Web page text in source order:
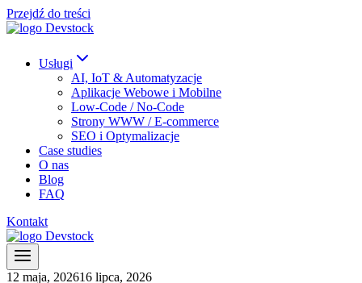
Przejdź do treści
Usługi
AI, IoT & Automatyzacje
Aplikacje Webowe i Mobilne
Low-Code / No-Code
Strony WWW / E-commerce
SEO i Optymalizacje
Case studies
O nas
Blog
FAQ
Kontakt
12 maja, 202616 lipca, 2026